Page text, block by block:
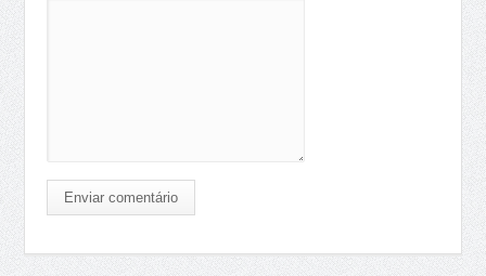
Enviar comentário